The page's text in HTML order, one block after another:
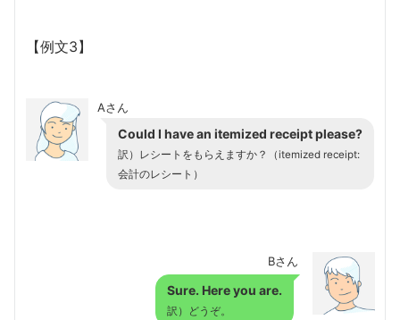
【例文3】
Aさん
Could I have an itemized receipt please?
訳）レシートをもらえますか？（itemized receipt:
会計のレシート）
Bさん
Sure. Here you are.
訳）どうぞ。